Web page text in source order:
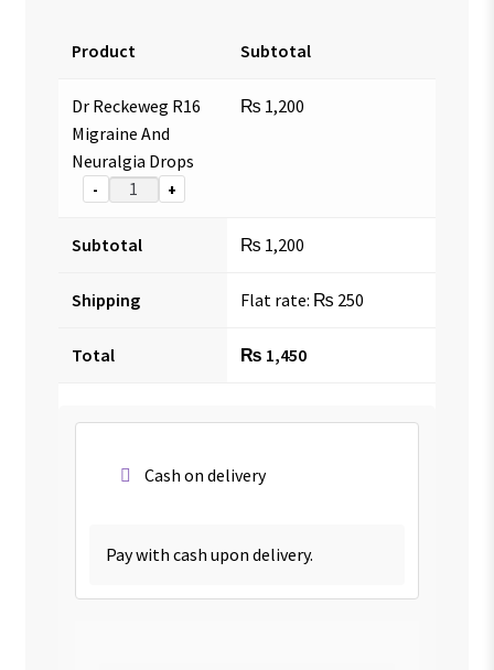
Product Subtotal
Dr Reckeweg R16
Migraine And
Neuralgia Drops
- +
₨ 1,200
Subtotal ₨ 1,200
Shipping Flat rate: ₨ 250
Total ₨ 1,450
Cash on delivery
Pay with cash upon delivery.